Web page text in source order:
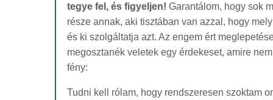
tegye fel, és figyeljen! Garantálom, hogy sok
része annak, aki tisztában van azzal, hogy
és ki szolgáltatja azt. Az engem ért
megosztanék veletek egy érdekeset, amire
fény:
Tudni kell rólam, hogy rendszeresen szoktam